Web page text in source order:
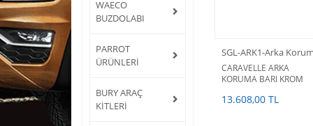
WAECO
BUZDOLABI
PARROT
ÜRÜNLERİ
BURY ARAÇ
KİTLERİ
SGL-ARK1-Arka
CARAVELLE ARKA
KORUMA BARI KROM
AKSESUARLARI
13.608,00 TL